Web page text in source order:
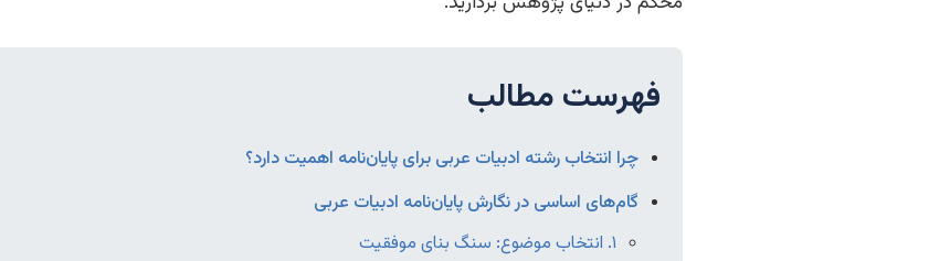
فهرست مطالب
چرا انتخاب رشته ادبیات عربی برای پایان‌نامه اهمیت دارد؟
گام‌های اساسی در نگارش پایان‌نامه ادبیات عربی
۱. انتخاب موضوع: سنگ بنای موفقیت